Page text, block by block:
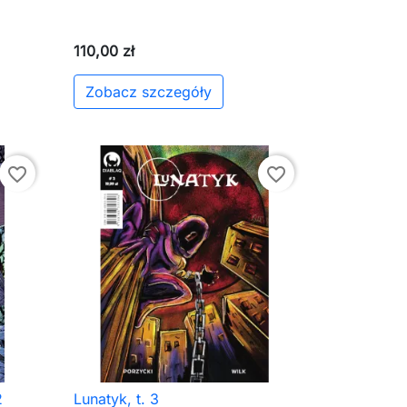
do koszyka
110,00 zł
Zobacz szczegóły
favorite_border favorite_border
Lunatyk, t. 3